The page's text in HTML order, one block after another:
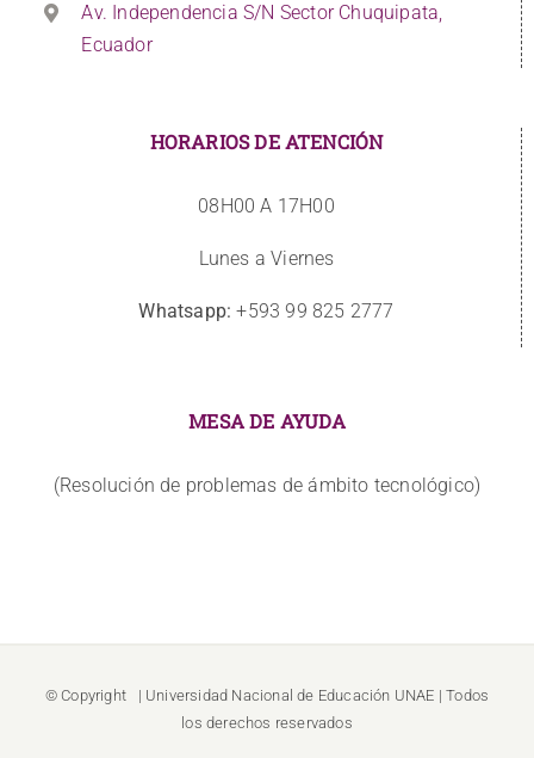
Av. Independencia S/N Sector Chuquipata,
Ecuador
HORARIOS DE ATENCIÓN
08H00 A 17H00
Lunes a Viernes
Whatsapp: +593 99 825 2777
MESA DE AYUDA
(Resolución de problemas de ámbito tecnológico)
© Copyright | Universidad Nacional de Educación UNAE | Todos
los derechos reservados